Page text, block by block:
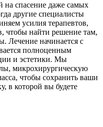
спасение даже самых
другие специалисты
усилия терапевтов,
чтобы найти решение там,
Лечение начинается с
полноценным
и эстетики. Мы
микрохирургическую
чтобы сохранить ваши
в которой вы будете